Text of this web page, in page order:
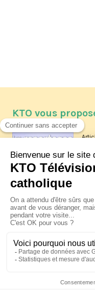
KTO vous
Le